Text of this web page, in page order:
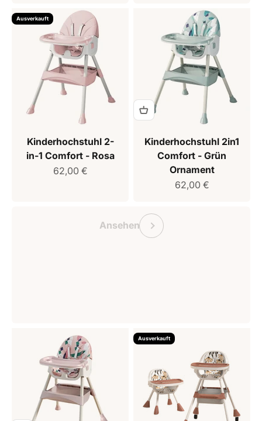
Ausverkauft
Kinderhochstuhl 2-
in-1 Comfort - Rosa
Verkaufspreis
62,00 €
Kinderhochstuhl 2in1
Comfort - Grün
Ornament
Verkaufspreis
62,00 €
AnsehenVorherige
Ausverkauft